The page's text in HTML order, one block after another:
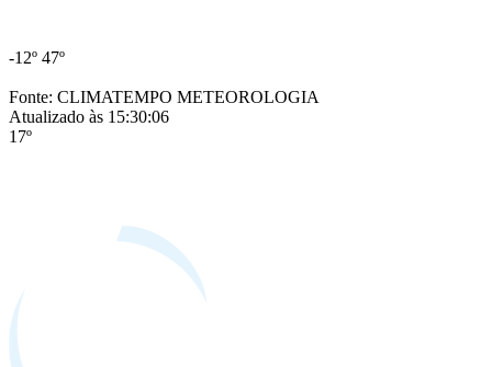
-12º 47º
Fonte: CLIMATEMPO METEOROLOGIA
Atualizado às 15:30:06
17º